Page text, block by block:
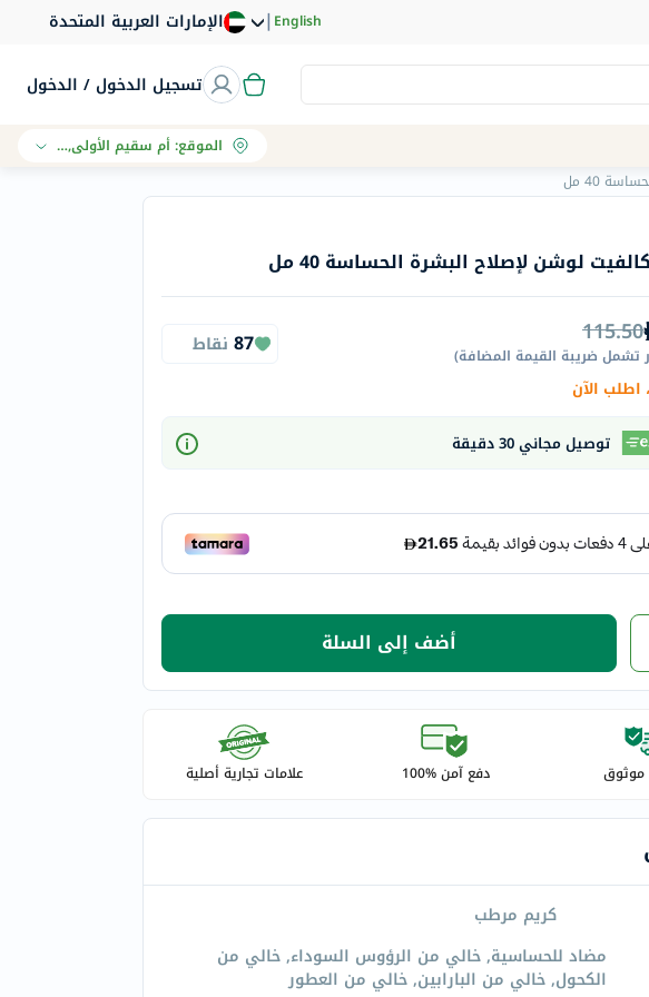
الإمارات العربية المتحدة |English
تسجيل الدخول / الدخول
الموقع:أم سقيم الأولى, دبي
40 مل
لوشن لإصلاح البشرة الحساسة 40 مل
115.50
تشمل ضريبة القيمة المضافة)
87 نقاط
توصيل مجاني 30 دقيقة
أضف إلى السلة
موثوق دفع آمن %100 علامات تجارية أصلية
كريم مرطب
مضاد للحساسية, خالي من الرؤوس السوداء, خالي من
الكحول, خالي من البارابين, خالي من العطور